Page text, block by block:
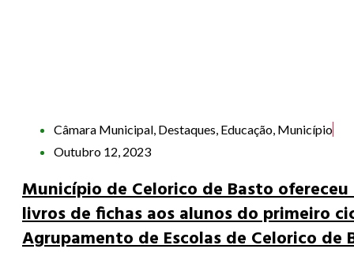
Câmara Municipal, Destaques, Educação, Município
Outubro 12, 2023
Município de Celorico de Basto ofereceu
livros de fichas aos alunos do primeiro
Agrupamento de Escolas de Celorico de